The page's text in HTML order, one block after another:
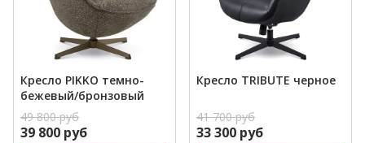
Кресло PIKKO темно-
бежевый/бронзовый
49 800 руб
39 800 руб
Кресло TRIBUTE черное
41 700 руб
33 300 руб